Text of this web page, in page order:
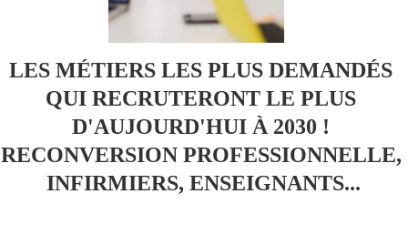
LES MÉTIERS LES PLUS DEMANDÉS
QUI RECRUTERONT LE PLUS
D'AUJOURD'HUI À 2030 !
RECONVERSION PROFESSIONNELLE,
INFIRMIERS, ENSEIGNANTS...